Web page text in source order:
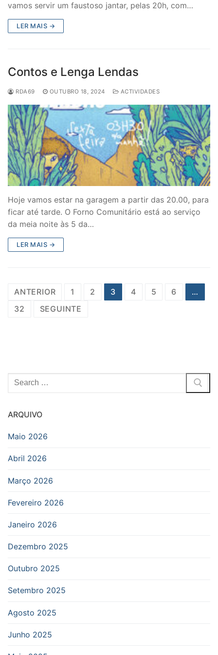
vamos servir um faustoso jantar, pelas 20h, com…
LER MAIS →
Contos e Lenga Lendas
RDA69 OUTUBRO 18, 2024 ACTIVIDADES
Hoje vamos estar na garagem a partir das 20.00, para
ficar até tarde. O Forno Comunitário está ao serviço
da meia noite às 5 da…
LER MAIS →
Posts
navigation
ANTERIOR 1 2 3 4 5 6
…
32
SEGUINTE
Pesquisar
por:
ARQUIVO
Maio 2026
Abril 2026
Março 2026
Fevereiro 2026
Janeiro 2026
Dezembro 2025
Outubro 2025
Setembro 2025
Agosto 2025
Junho 2025